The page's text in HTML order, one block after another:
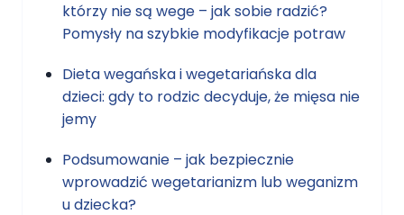
którzy nie są wege – jak sobie radzić?
Pomysły na szybkie modyfikacje potraw
Dieta wegańska i wegetariańska dla
dzieci: gdy to rodzic decyduje, że mięsa nie
jemy
Podsumowanie – jak bezpiecznie
wprowadzić wegetarianizm lub weganizm
u dziecka?